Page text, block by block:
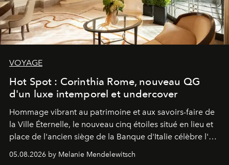
VOYAGE
Hot Spot : Corinthia Rome, nouveau QG
d'un luxe intemporel et undercover
Hommage vibrant au patrimoine et aux savoirs-faire de
la Ville Éternelle, le nouveau cinq étoiles situé en lieu et
place de l'ancien siège de la Banque d'Italie célèbre l'art
05.08.2026 by Melanie Mendelewitsch